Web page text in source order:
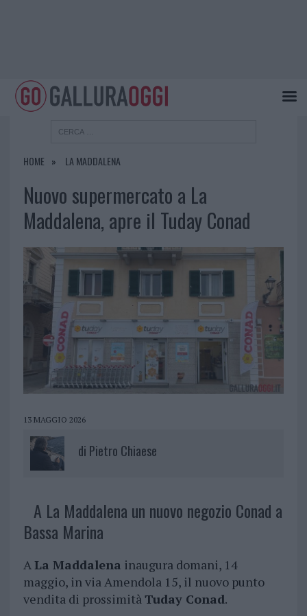
HOME LA MADDALENA
Nuovo supermercato a La
Maddalena, apre il Tuday Conad
13 MAGGIO 2026
di Pietro Chiaese
A La Maddalena un nuovo negozio Conad a
Bassa Marina
ALa Maddalena inaugura domani, 14
maggio, in via Amendola 15, il nuovo punto
vendita di prossimitàTuday Conad.